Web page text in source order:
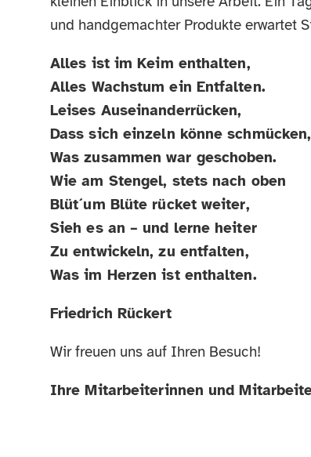
und handgemachter Produkte erwartet
Alles ist im Keim enthalten,
Alles Wachstum ein Entfalten.
Leises Auseinanderrücken,
Dass sich einzeln könne schmücken,
Was zusammen war geschoben.
Wie am Stengel, stets nach oben
Blüt´um Blüte rücket weiter,
Sieh es an – und lerne heiter
Zu entwickeln, zu entfalten,
Was im Herzen ist enthalten.
Friedrich Rückert
Wir freuen uns auf Ihren Besuch!
Ihre Mitarbeiterinnen und